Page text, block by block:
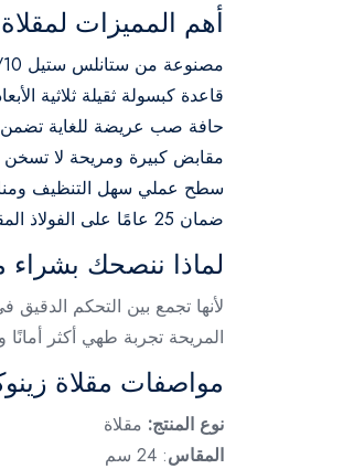
أهم المميزات
مصنوعة من ستانلس ستيل 18/10 عالي الجودة لمتانة ممتازة ومقاومة للصدأ.
قاعدة كبسولة ثقيلة ثلاثية
حافة صب عريضة للغاية
مقابض كبيرة ومريحة لا تسخن
سطح عملي سهل التنظيف
ضمان 25 عامًا على الفولاذ المقاوم للصدأ لثقة وجودة طويلة الأمد.
لماذا ننصحك
لأنها تجمع بين التحكم
المريحة تجربة طهي أكثر أمانًا
مواصفات مقلاة
نوع المنتج: مقلاة
المقاس: 24 سم